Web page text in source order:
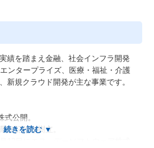
績を踏まえ金融、社会インフラ開発
ンタープライズ、医療・福祉・介護
新規クラウド開発が主な事業です。
公開。
短記録を樹立。